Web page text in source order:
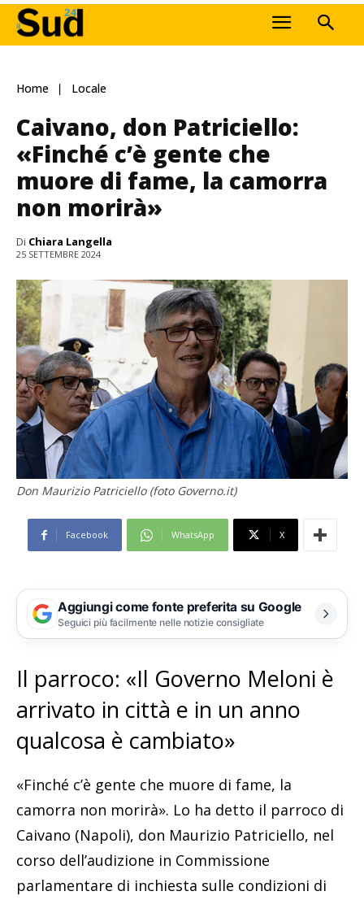
Home Locale
Caivano, don Patriciello:
«Finché c’è gente che
muore di fame, la camorra
non morirà»
Di Chiara Langella
25 SETTEMBRE 2024
Don Maurizio Patriciello (foto Governo.it)
Facebook WhatsApp X
Aggiungi come fonte preferita su Google
Seguici più facilmente nelle notizie consigliate
Il parroco: «Il Governo Meloni è
arrivato in città e in un anno
qualcosa è cambiato»
«Finché c’è gente che muore di fame, la
camorra non morirà». Lo ha detto il parroco di
Caivano (Napoli), don Maurizio Patriciello, nel
corso dell’audizione in Commissione
parlamentare di inchiesta sulle condizioni di